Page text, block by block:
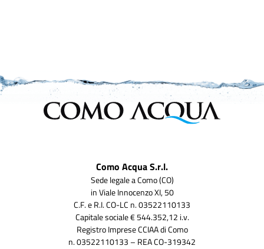
Como Acqua S.r.l.
Sede legale a Como (CO)
in Viale Innocenzo XI, 50
C.F. e R.I. CO-LC n. 03522110133
Capitale sociale € 544.352,12 i.v.
Registro Imprese CCIAA di Como
n. 03522110133 – REA CO-319342